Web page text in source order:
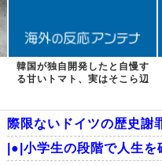
韓国が独自開発したと自慢す
る甘いトマト、実はそこら辺
際限ないドイツの歴史
|●|小学生の段階で人生